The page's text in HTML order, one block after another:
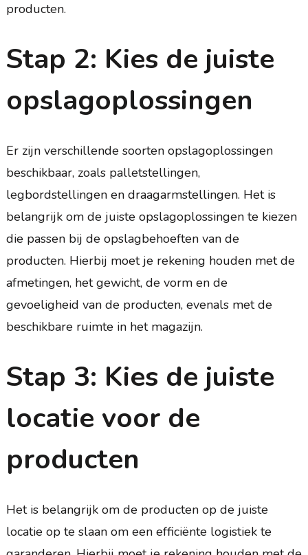
producten.
Stap 2: Kies de juiste
opslagoplossingen
Er zijn verschillende soorten opslagoplossingen
beschikbaar, zoals palletstellingen,
legbordstellingen en draagarmstellingen. Het is
belangrijk om de juiste opslagoplossingen te kiezen
die passen bij de opslagbehoeften van de
producten. Hierbij moet je rekening houden met de
afmetingen, het gewicht, de vorm en de
gevoeligheid van de producten, evenals met de
beschikbare ruimte in het magazijn.
Stap 3: Kies de juiste
locatie voor de
producten
Het is belangrijk om de producten op de juiste
locatie op te slaan om een efficiënte logistiek te